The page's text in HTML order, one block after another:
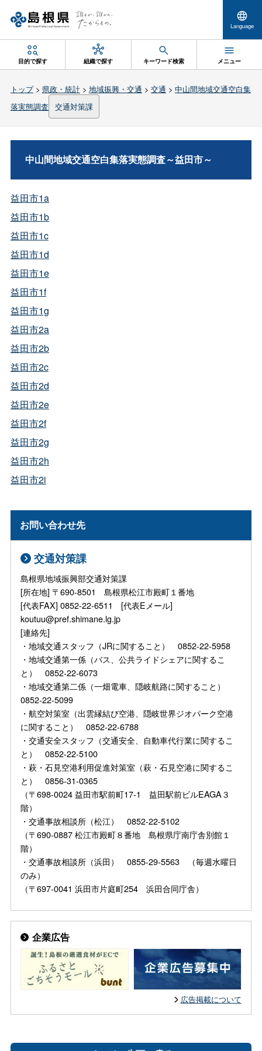
Language
目的で探す 組織で探す キーワード検索 メニュー
トップ> 県政・統計> 地域振興・交通 > 交通 > 中山間地域交通空白集
落実態調査
交通対策課
中山間地域交通空白集落実態調査～益田市～
益田市1a
益田市1b
益田市1c
益田市1d
益田市1e
益田市1f
益田市1g
益田市2a
益田市2b
益田市2c
益田市2d
益田市2e
益田市2f
益田市2g
益田市2h
益田市2i
お問い合わせ先
交通対策課
島根県地域振興部交通対策課
[所在地] 〒690-8501 島根県松江市殿町１番地
[代表FAX] 0852-22-6511 [代表Eメール]
koutuu@pref.shimane.lg.jp
[連絡先]
・地域交通スタッフ（JRに関すること） 0852-22-5958
・地域交通第一係（バス、公共ライドシェアに関するこ
と） 0852-22-6073
・地域交通第二係（一畑電車、隠岐航路に関すること）
0852-22-5099
・航空対策室（出雲縁結び空港、隠岐世界ジオパーク空港
に関すること） 0852-22-6788
・交通安全スタッフ（交通安全、自動車代行業に関するこ
と） 0852-22-5100
・萩・石見空港利用促進対策室（萩・石見空港に関するこ
と） 0856-31-0365
（〒698-0024 益田市駅前町17-1 益田駅前ビルEAGA３
階）
・交通事故相談所（松江） 0852-22-5102
（〒690-0887 松江市殿町８番地 島根県庁南庁舎別館１
階）
・交通事故相談所（浜田） 0855-29-5563 （毎週水曜日
のみ）
（〒697-0041 浜田市片庭町254 浜田合同庁舎）
企業広告
広告掲載について